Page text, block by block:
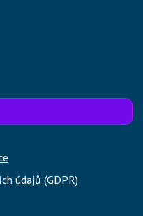
údajů (GDPR)